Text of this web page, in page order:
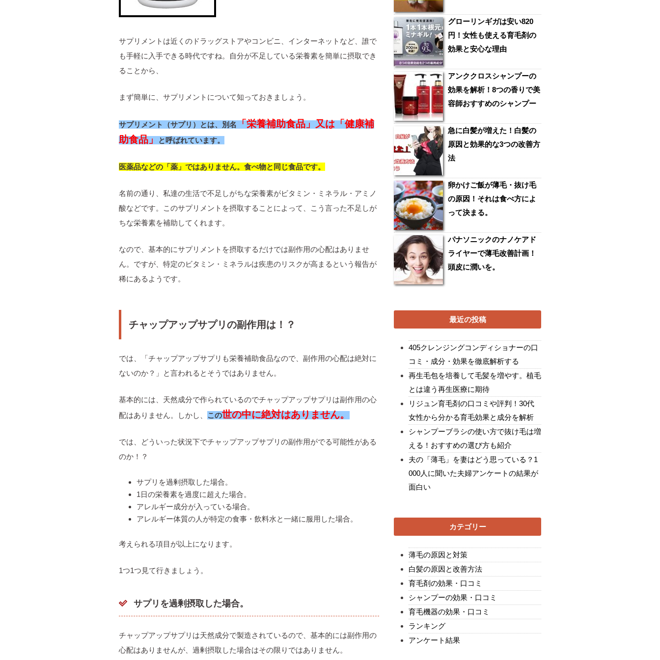
サプリメントは近くのドラッグストアやコンビニ、インターネットなど、誰で
も手軽に入手できる時代ですね。自分が不足している栄養素を簡単に摂取でき
ることから、
まず簡単に、サプリメントについて知っておきましょう。
サプリメント（サプリ）とは、別名「栄養補助食品」又は「健康補
助食品」と呼ばれています。
医薬品などの「薬」ではありません。食べ物と同じ食品です。
名前の通り、私達の生活で不足しがちな栄養素がビタミン・ミネラル・アミノ
酸などです。このサプリメントを摂取することによって、こう言った不足しが
ちな栄養素を補助してくれます。
なので、基本的にサプリメントを摂取するだけでは副作用の心配はありませ
ん。ですが、特定のビタミン・ミネラルは疾患のリスクが高まるという報告が
稀にあるようです。
チャップアップサプリの副作用は！？
では、「チャップアップサプリも栄養補助食品なので、副作用の心配は絶対に
ないのか？」と言われるとそうではありません。
基本的には、天然成分で作られているのでチャップアップサプリは副作用の心
配はありません。しかし、 この世の中に絶対はありません。
では、どういった状況下でチャップアップサプリの副作用がでる可能性がある
のか！？
サプリを過剰摂取した場合。
1日の栄養素を過度に超えた場合。
アレルギー成分が入っている場合。
アレルギー体質の人が特定の食事・飲料水と一緒に服用した場合。
考えられる項目が以上になります。
1つ1つ見て行きましょう。
サプリを過剰摂取した場合。
チャップアップサプリは天然成分で製造されているので、基本的には副作用の
心配はありませんが、過剰摂取した場合はその限りではありません。
グローリンギガは安い820
円！女性も使える育毛剤の
効果と安心な理由
アンククロスシャンプーの
効果を解析！8つの香りで美
容師おすすめのシャンプー
急に白髪が増えた！白髪の
原因と効果的な3つの改善方
法
卵かけご飯が薄毛・抜け毛
の原因！それは食べ方によ
って決まる。
パナソニックのナノケアド
ライヤーで薄毛改善計画！
頭皮に潤いを。
最近の投稿
405クレンジングコンディショナーの口
コミ・成分・効果を徹底解析する
再生毛包を培養して毛髪を増やす。植毛
とは違う再生医療に期待
リジュン育毛剤の口コミや評判！30代
女性から分かる育毛効果と成分を解析
シャンプーブラシの使い方で抜け毛は増
える！おすすめの選び方も紹介
夫の「薄毛」を妻はどう思っている？1
000人に聞いた夫婦アンケートの結果が
面白い
カテゴリー
薄毛の原因と対策
白髪の原因と改善方法
育毛剤の効果・口コミ
シャンプーの効果・口コミ
育毛機器の効果・口コミ
ランキング
アンケート結果